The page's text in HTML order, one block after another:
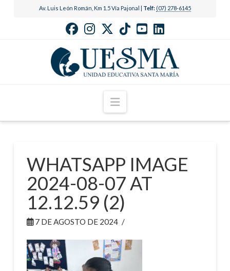
Av. Luis León Román, Km 1.5 Vía Pajonal | Telf: (07) 278-6145
Navigation
WHATSAPP IMAGE
2024-08-07 AT
12.12.59 (2)
7 DE AGOSTO DE 2024